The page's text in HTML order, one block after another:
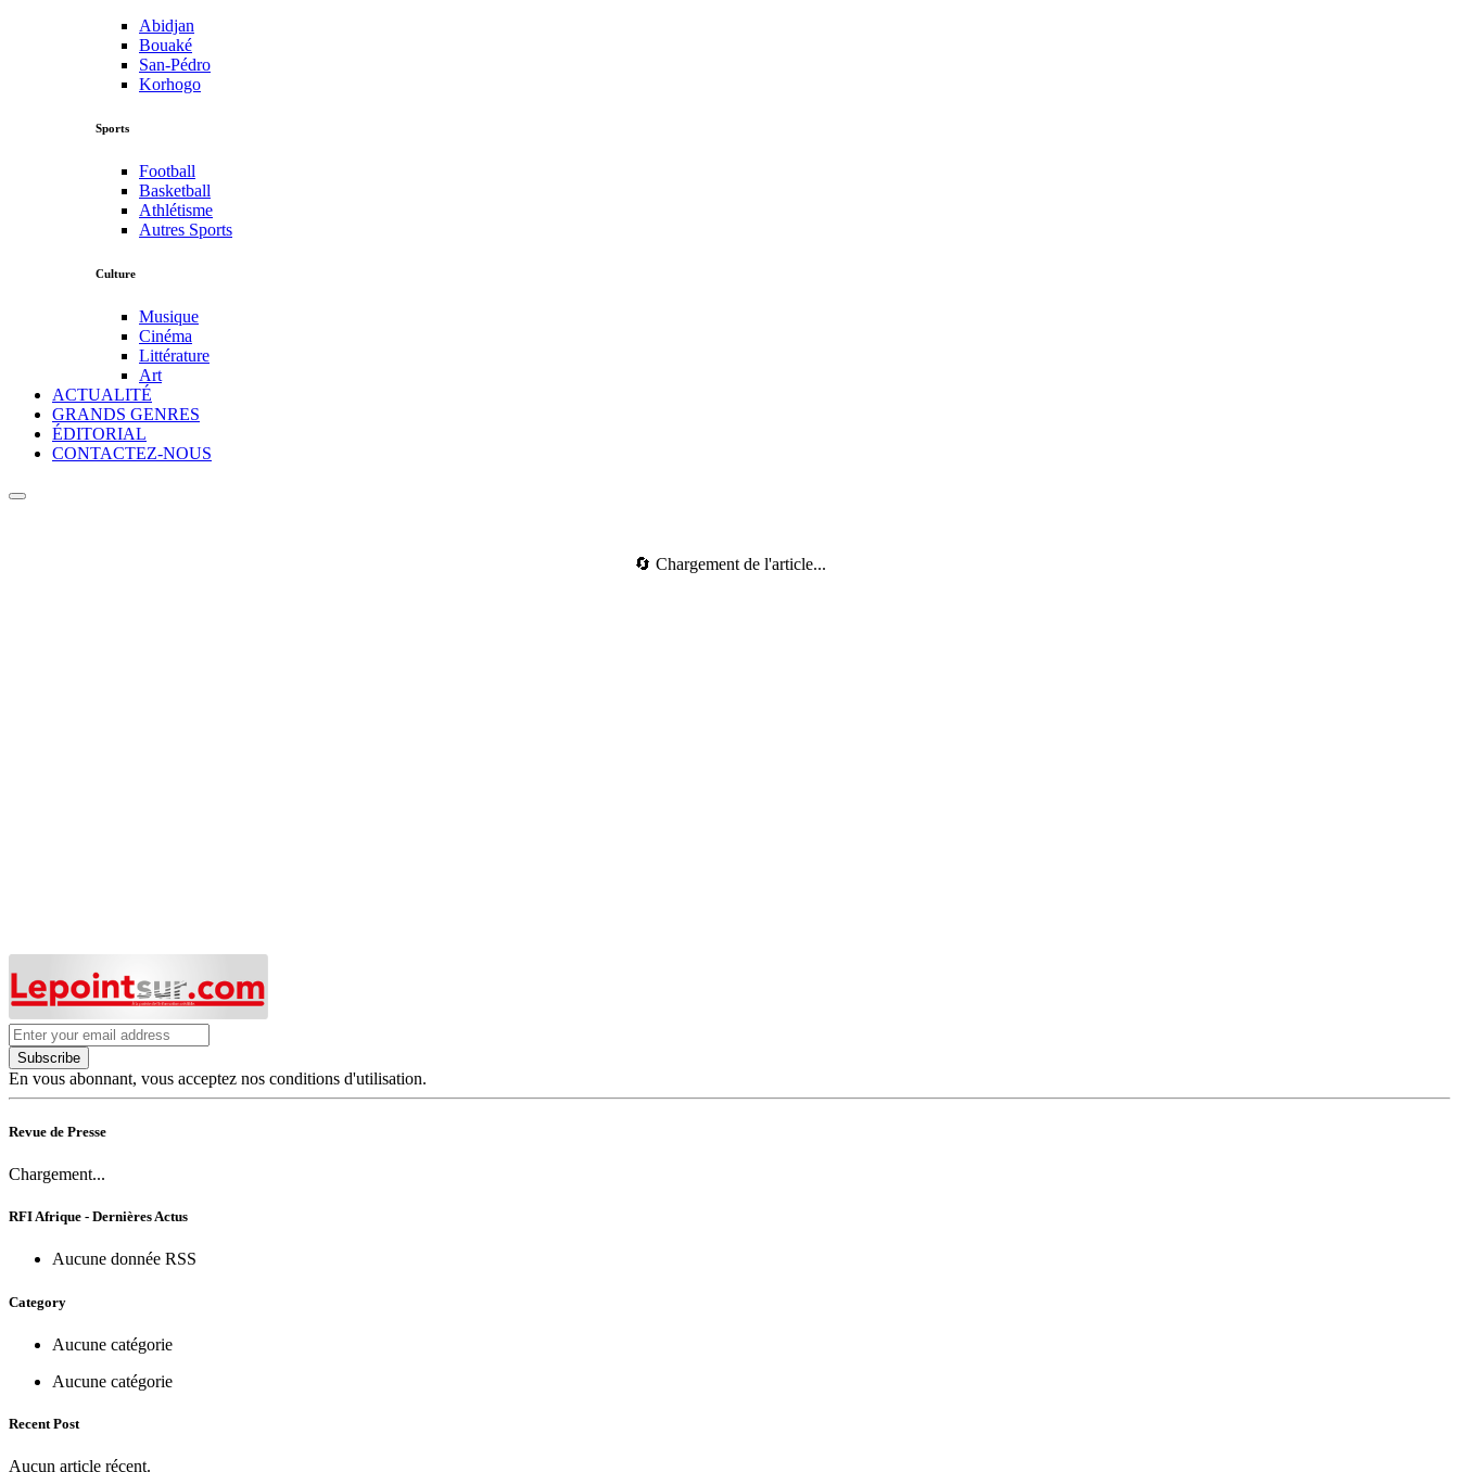
Abidjan
Bouaké
San-Pédro
Korhogo
Sports
Football
Basketball
Athlétisme
Autres Sports
Culture
Musique
Cinéma
Littérature
Art
ACTUALITÉ
GRANDS GENRES
ÉDITORIAL
CONTACTEZ-NOUS
🔄 Chargement de l'article...
Subscribe
En vous abonnant, vous acceptez nos conditions d'utilisation.
Revue de Presse
Chargement...
RFI Afrique - Dernières Actus
Aucune donnée RSS
Category
Aucune catégorie
Aucune catégorie
Recent Post
Aucun article récent.